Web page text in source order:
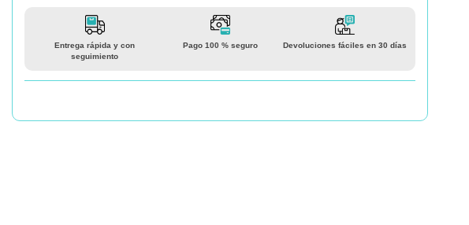
Entrega rápida y con
seguimiento
Pago 100 % seguro Devoluciones fáciles en 30 días